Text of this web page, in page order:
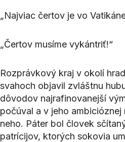
„Najviac čertov je vo
„Čertov musíme vykántriť!“
Rozprávkový kraj v okolí
svahoch objavil zvláštnu
dôvodov najrafinovanejší
počúval a v jeho
neho. Páter bol človek
patrícijov, ktorých sokovia